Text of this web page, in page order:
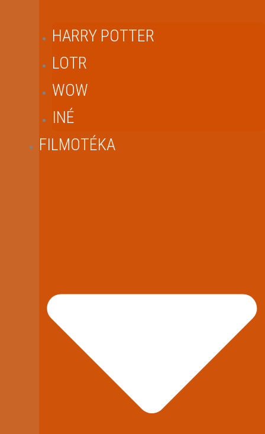
HARRY POTTER
LOTR
WOW
INÉ
FILMOTÉKA